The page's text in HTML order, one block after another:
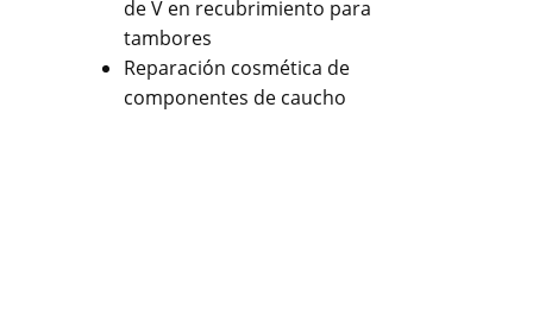
de V en recubrimiento para
tambores
Reparación cosmética de
componentes de caucho